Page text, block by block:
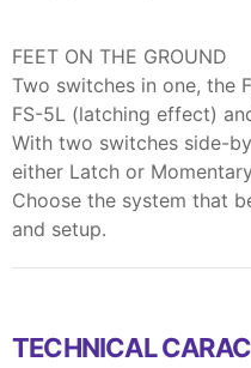
FEET ON THE GROUND
Two switches in one, the
FS-5L (latching effect)
With two switches side-
either Latch or
Choose the system that
and setup.
TECHNICAL